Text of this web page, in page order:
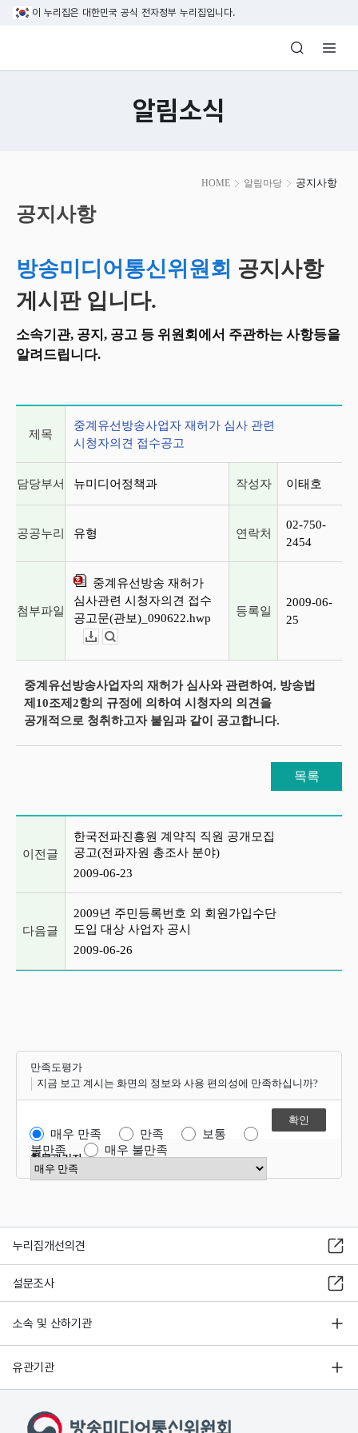
본문 바로가기
이 누리집은 대한민국 공식 전자정부 누리집입니다.
방송미디어통신위원회 Korea Media
알림소식
HOME 알림마당 공지사항
시
작
공지사항
방송미디어통신위원회 공지사항
게시판 입니다.
소속기관, 공지, 공고 등 위원회에서 주관하는 사항등을
알려드립니다.
제목
중계유선방송사업자 재허가 심사 관련
시청자의견 접수공고
담당부서 뉴미디어정책과 작성자 이태호
공공누리 유형 연락처
02-750-
2454
첨부파일
중계유선방송 재허가
심사관련 시청자의견 접수
공고문(관보)_090622.hwp
등록일
2009-06-
25
중계유선방송사업자의 재허가 심사와 관련하여, 방송법
제10조제2항의 규정에 의하여 시청자의 의견을
공개적으로 청취하고자 붙임과 같이 공고합니다.
목록
이전글
한국전파진흥원 계약직 직원 공개모집
공고(전파자원 총조사 분야)
2009-06-23
다음글
2009년 주민등록번호 외 회원가입수단
도입 대상 사업자 공시
2009-06-26
만족도평가
지금 보고 계시는 화면의 정보와 사용 편의성에 만족하십니까?
매우 만족 만족
보통
불만족
매우 불만족
만족도 점수 선택
항목관리자
누리집개선의견
설문조사
소속 및 산하기관
유관기관